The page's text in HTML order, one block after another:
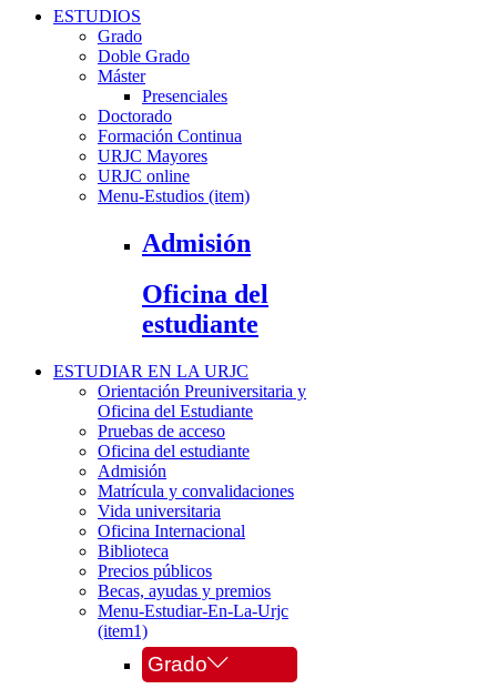
ESTUDIOS
Grado
Doble Grado
Máster
Presenciales
Doctorado
Formación Continua
URJC Mayores
URJC online
Menu-Estudios (item)
Admisión
Oficina del
estudiante
ESTUDIAR EN LA URJC
Orientación Preuniversitaria y
Oficina del Estudiante
Pruebas de acceso
Oficina del estudiante
Admisión
Matrícula y convalidaciones
Vida universitaria
Oficina Internacional
Biblioteca
Precios públicos
Becas, ayudas y premios
Menu-Estudiar-En-La-Urjc
(item1)
Grado